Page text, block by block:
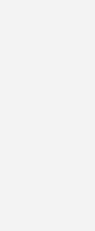
Transport.
Durchmesser
die beste ist,
vor Ort,